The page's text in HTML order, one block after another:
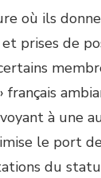
où ils
prises de
à une
le port
du